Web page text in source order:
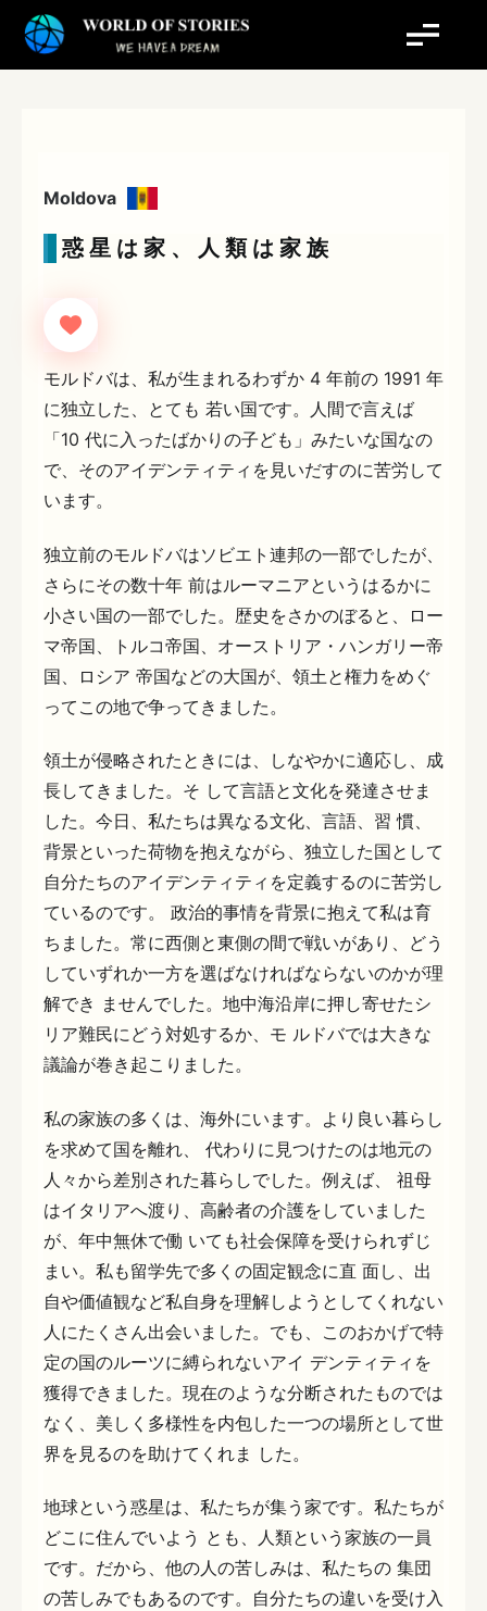
Moldova
惑 星 は 家 、 人 類 は 家 族
モルドバは、私が生まれるわずか 4 年前の 1991 年
に独立した、とても 若い国です。人間で言えば
「10 代に入ったばかりの子ども」みたいな国なの
で、そのアイデンティティを見いだすのに苦労して
います。
独立前のモルドバはソビエト連邦の一部でしたが、
さらにその数十年 前はルーマニアというはるかに
小さい国の一部でした。歴史をさかのぼると、ロー
マ帝国、トルコ帝国、オーストリア・ハンガリー帝
国、ロシア 帝国などの大国が、領土と権力をめぐ
ってこの地で争ってきました。
領土が侵略されたときには、しなやかに適応し、成
長してきました。そ して言語と文化を発達させま
した。今日、私たちは異なる文化、言語、習 慣、
背景といった荷物を抱えながら、独立した国として
自分たちのアイデンティティを定義するのに苦労し
ているのです。 政治的事情を背景に抱えて私は育
ちました。常に西側と東側の間で戦いがあり、どう
していずれか一方を選ばなければならないのかが理
解でき ませんでした。地中海沿岸に押し寄せたシ
リア難民にどう対処するか、モ ルドバでは大きな
議論が巻き起こりました。
私の家族の多くは、海外にいます。より良い暮らし
を求めて国を離れ、 代わりに見つけたのは地元の
人々から差別された暮らしでした。例えば、 祖母
はイタリアへ渡り、高齢者の介護をしていました
が、年中無休で働 いても社会保障を受けられずじ
まい。私も留学先で多くの固定観念に直 面し、出
自や価値観など私自身を理解しようとしてくれない
人にたくさん出会いました。でも、このおかげで特
定の国のルーツに縛られないアイ デンティティを
獲得できました。現在のような分断されたものでは
なく、美しく多様性を内包した一つの場所として世
界を見るのを助けてくれま した。
地球という惑星は、私たちが集う家です。私たちが
どこに住んでいよう とも、人類という家族の一員
です。だから、他の人の苦しみは、私たちの 集団
の苦しみでもあるのです。自分たちの違いを受け入